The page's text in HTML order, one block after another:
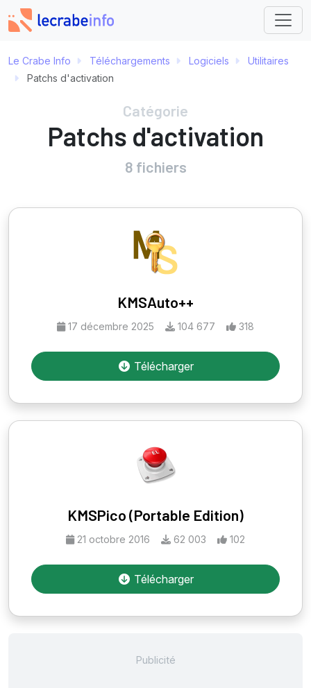
Le Crabe Info Téléchargements Logiciels
Utilitaires
Patchs d'activation
Catégorie
Patchs d'activation
8 fichiers
KMSAuto++
17 décembre 2025 104 677 318
Télécharger
KMSPico (Portable Edition)
21 octobre 2016 62 003 102
Télécharger